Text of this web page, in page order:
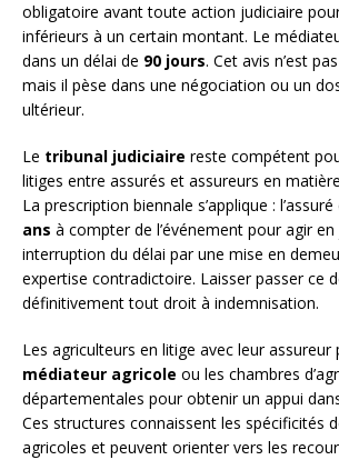
obligatoire avant toute action judiciaire
inférieurs à un certain montant. Le
dans un délai de 90 jours. Cet avis n’est
mais il pèse dans une négociation ou un
ultérieur.
Le tribunal judiciaire reste compétent
litiges entre assurés et assureurs en
La prescription biennale s’applique :
ans à compter de l’événement pour agir
interruption du délai par une mise en
expertise contradictoire. Laisser passer ce
définitivement tout droit à indemnisation.
Les agriculteurs en litige avec leur assureur
médiateur agricole ou les chambres
départementales pour obtenir un appui
Ces structures connaissent les spécificités
agricoles et peuvent orienter vers les